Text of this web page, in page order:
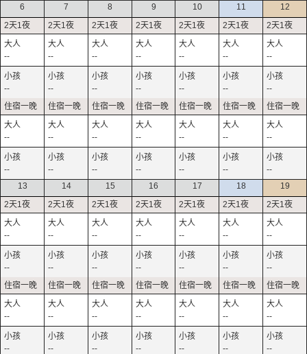
6
--
--
--
--
7
--
--
--
--
8
--
--
--
--
9
--
--
--
--
10
--
--
--
--
11
--
--
--
--
12
--
--
--
--
13
--
--
--
--
14
--
--
--
--
15
--
--
--
--
16
--
--
--
--
17
--
--
--
--
18
--
--
--
--
19
--
--
--
--